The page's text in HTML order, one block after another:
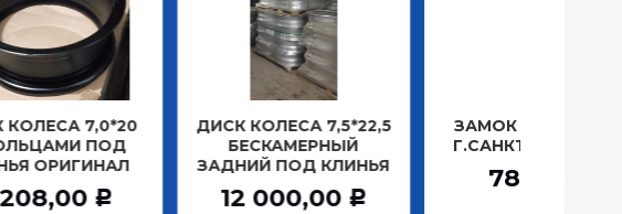
ДИСК КОЛЕСА 7,5*22,5
БЕСКАМЕРНЫЙ
ЗАДНИЙ ПОД КЛИНЬЯ
12 000,00 Р
ЗАМОК ЗАЖИГАНИЯ
Г.САНКТ-ПЕТЕРБУРГ
781,20